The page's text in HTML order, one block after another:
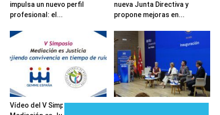
impulsa un nuevo perfil
profesional: el...
nueva Junta Directiva y
propone mejoras en...
Vídeo del V Simposio
Inauguración del V Simposio